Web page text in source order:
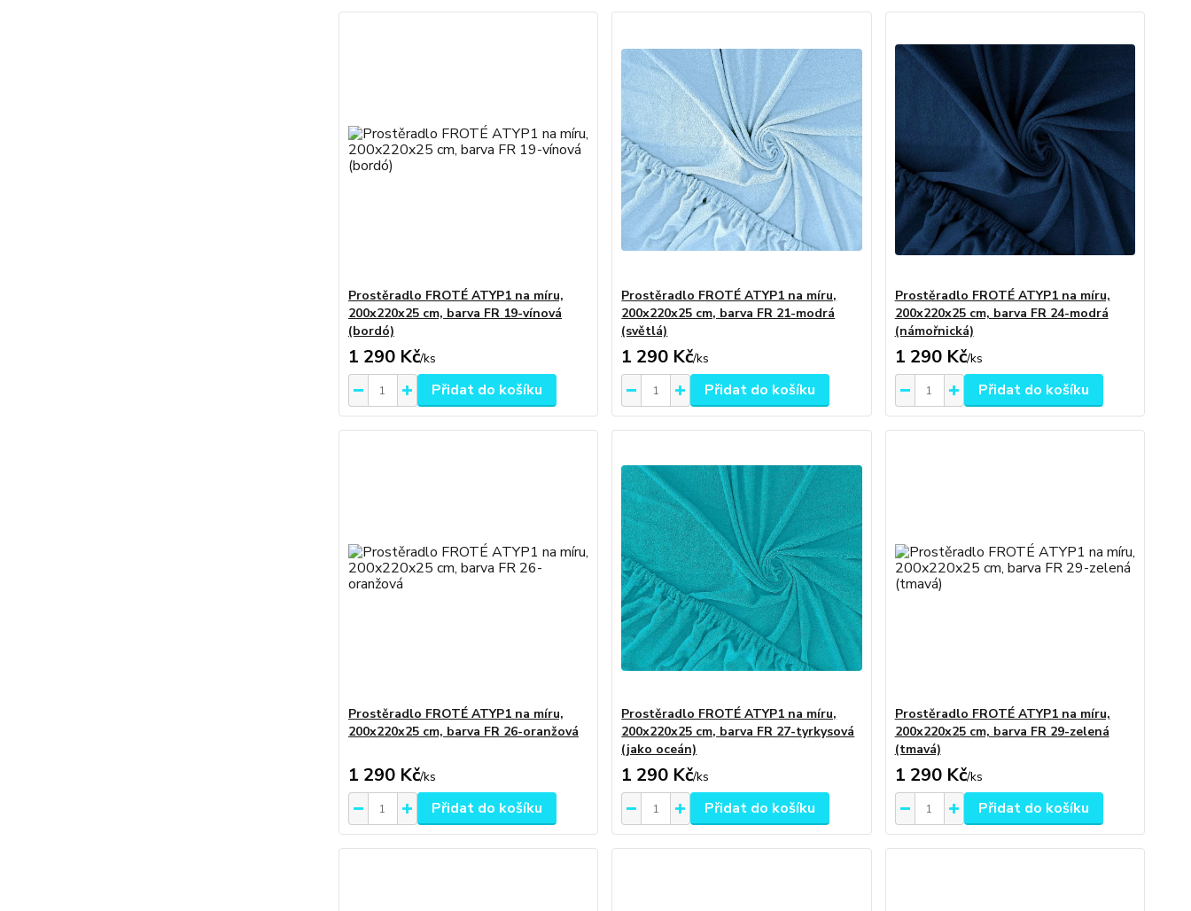
Prostěradlo FROTÉ ATYP1 na míru,
200x220x25 cm, barva FR 19-vínová
(bordó)
1 290 Kč/ks
Přidat do košíku
Prostěradlo FROTÉ ATYP1 na míru,
200x220x25 cm, barva FR 21-modrá
(světlá)
1 290 Kč/ks
Přidat do košíku
Prostěradlo FROTÉ ATYP1 na míru,
200x220x25 cm, barva FR 24-modrá
(námořnická)
1 290 Kč/ks
Přidat do košíku
Prostěradlo FROTÉ ATYP1 na míru,
200x220x25 cm, barva FR 26-oranžová
1 290 Kč/ks
Přidat do košíku
Prostěradlo FROTÉ ATYP1 na míru,
200x220x25 cm, barva FR 27-tyrkysová
(jako oceán)
1 290 Kč/ks
Přidat do košíku
Prostěradlo FROTÉ ATYP1 na míru,
200x220x25 cm, barva FR 29-zelená
(tmavá)
1 290 Kč/ks
Přidat do košíku